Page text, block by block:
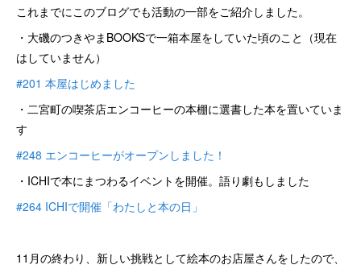
これまでにこのブログでも活動の一部をご紹介しました。
・大磯のつきやまBOOKSで一箱本屋をしていた頃のこと（現在
はしていません）
#201 本屋はじめました
・二宮町の喫茶店エンコーヒーの本棚に選書した本を置いていま
す
#248 エンコーヒーがオープンしました！
・ICHIで本にまつわるイベントを開催。語り劇もしました
#264 ICHIで開催「わたしと本の日」
11月の終わり、新しい挑戦として絵本のお店屋さんをしたので、